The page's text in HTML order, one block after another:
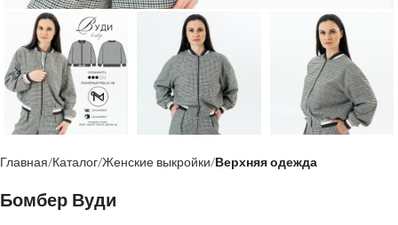
Главная Каталог Женские выкройки Верхняя одежда
Бомбер Вуди